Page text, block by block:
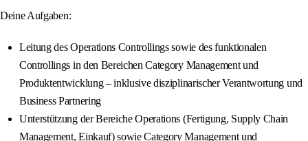
Deine Aufgaben:
Leitung des Operations Controllings sowie des funktionalen
Controllings in den Bereichen Category Management und
Produktentwicklung – inklusive disziplinarischer Verantwortung und
Business Partnering
Unterstützung der Bereiche Operations (Fertigung, Supply Chain
Management, Einkauf) sowie Category Management und